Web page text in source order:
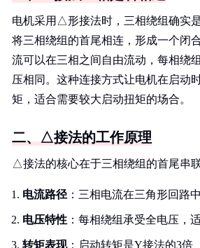
电机采用△形接法时，三相绕组确实
将三相绕组的首尾相连，形成一个闭
流可以在三相之间自由流动，每相绕
压相同。这种连接方式让电机在启动
矩，适合需要较大启动扭矩的场合。
二、△接法的工作原理
△接法的核心在于三相绕组的首尾串联
电流路径 ：三相电流在三角形回路
电压特性 ：每相绕组承受全电压，
转矩表现：启动转矩是Y接法的3倍